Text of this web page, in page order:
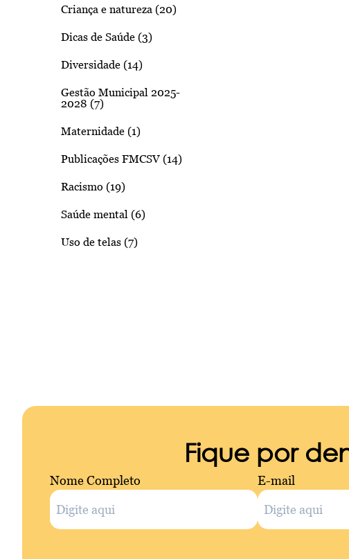
Criança e natureza (20)
Dicas de Saúde (3)
Diversidade (14)
Gestão Municipal 2025-
2028 (7)
Maternidade (1)
Publicações FMCSV (14)
Racismo (19)
Saúde mental (6)
Uso de telas (7)
Fique por
Nome Completo E-mail